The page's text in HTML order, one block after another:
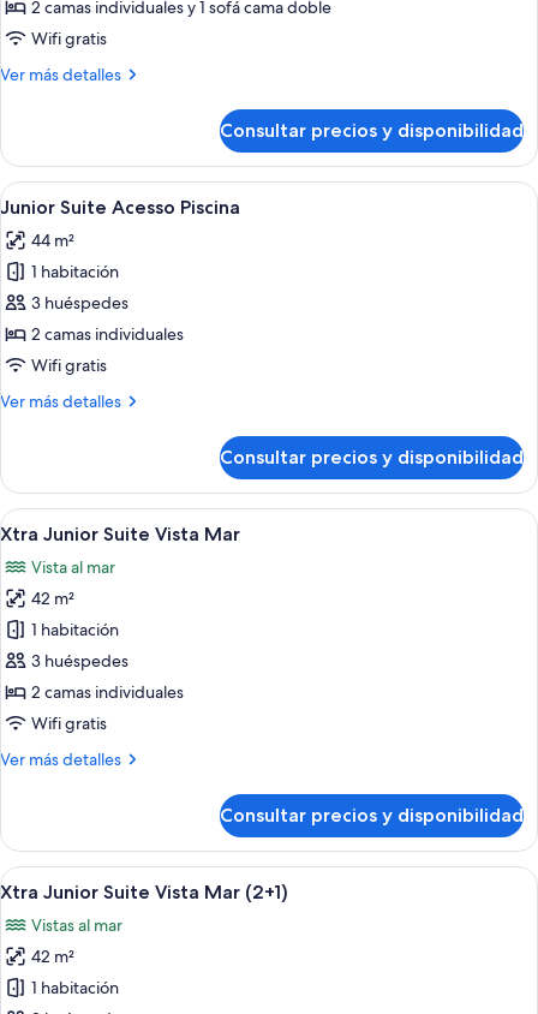
Balcón
2 camas individuales y 1 sofá cama doble
Wifi gratis
Ver más detalles
Más
Suite
Balcón
(2+2)
Consultar precios y disponibilidad
Abrir
todas
las
fotos
de
Junior
Suite
Piscina
Zona junto a la piscina con sillas de
6
Junior Suite Acesso Piscina
44 m²
1 habitación
3 huéspedes
2 camas individuales
Wifi gratis
Ver más detalles
Más
Suite
Acesso
Piscina
Consultar precios y disponibilidad
Abrir
todas
las
fotos
de
Xtra
Junior
Suite
Mar
Zona junto a la piscina con sillones
11
Xtra Junior Suite Vista Mar
Vista al mar
42 m²
1 habitación
3 huéspedes
2 camas individuales
Wifi gratis
Ver más detalles
Más
Junior
Suite
Vista
Consultar precios y disponibilidad
Abrir
todas
las
fotos
de
Zona junto a la piscina con sillones
11
Xtra Junior Suite Vista Mar (2+1)
Vistas al mar
42 m²
1 habitación